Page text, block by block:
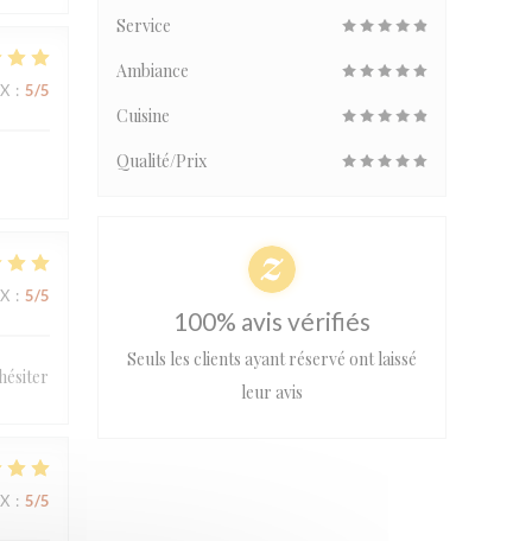
: 5/5
: 5/5
: 5/5
Service
Ambiance
Cuisine
Qualité/Prix
100% avis vérifiés
Seuls les clients ayant réservé ont laissé
leur avis